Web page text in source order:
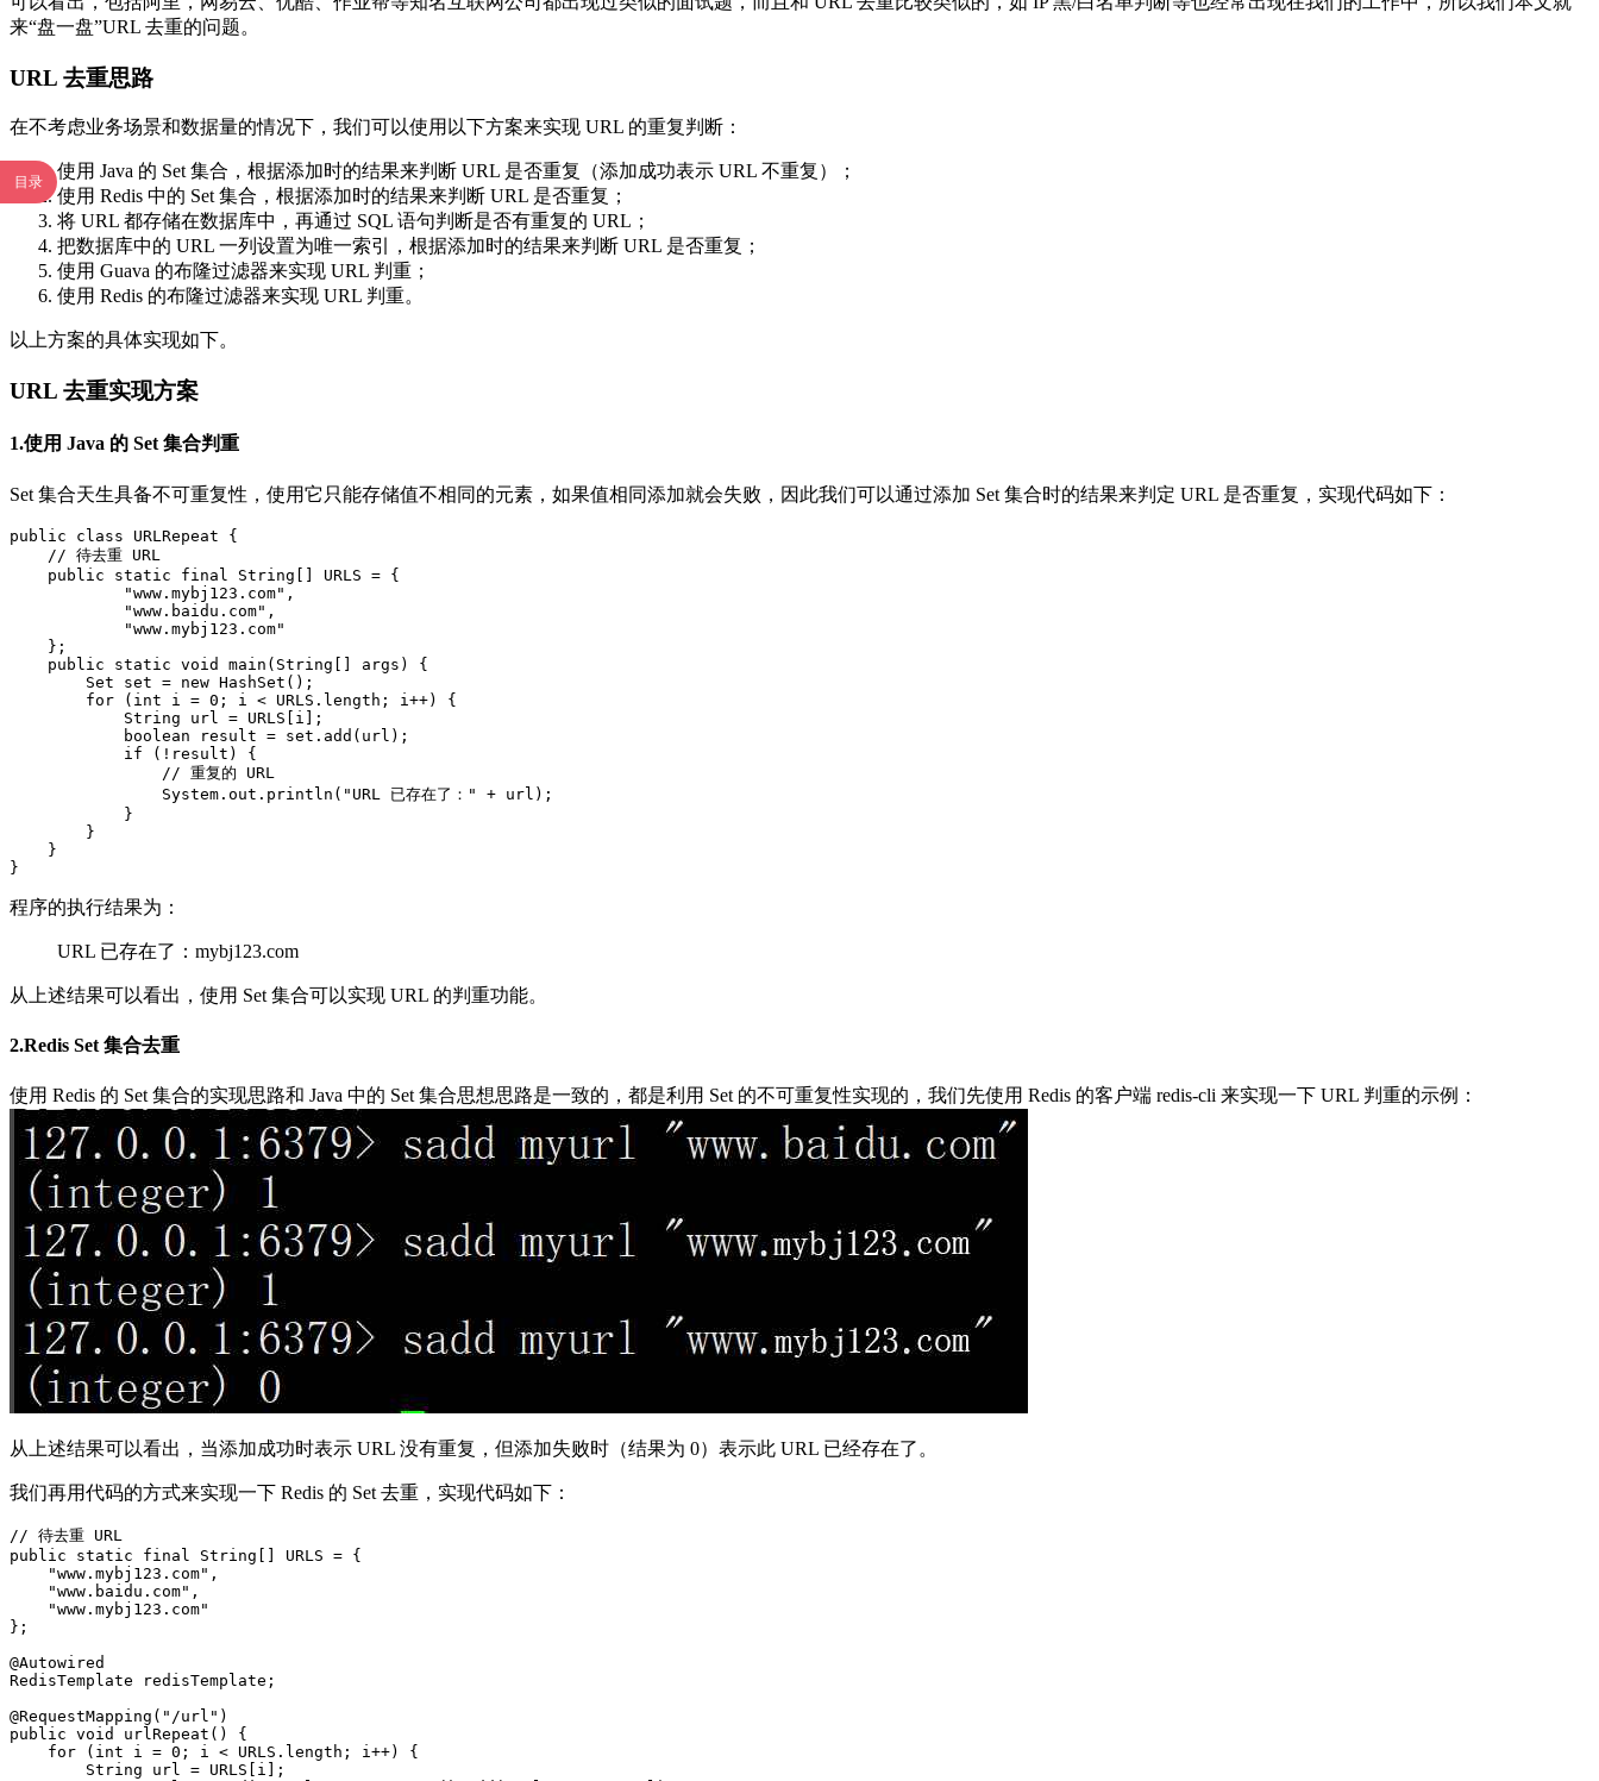
目录
来“盘一盘”URL 去重的问题。
URL 去重思路
在不考虑业务场景和数据量的情况下，我们可以使用以下方案来实现 URL 的重复判断：
使用 Java 的 Set 集合，根据添加时的结果来判断 URL 是否重复（添加成功表示 URL 不重复）；
使用 Redis 中的 Set 集合，根据添加时的结果来判断 URL 是否重复；
将 URL 都存储在数据库中，再通过 SQL 语句判断是否有重复的 URL；
把数据库中的 URL 一列设置为唯一索引，根据添加时的结果来判断 URL 是否重复；
使用 Guava 的布隆过滤器来实现 URL 判重；
使用 Redis 的布隆过滤器来实现 URL 判重。
以上方案的具体实现如下。
URL 去重实现方案
1.使用 Java 的 Set 集合判重
Set 集合天生具备不可重复性，使用它只能存储值不相同的元素，如果值相同添加就会失败，因此我们可以通过添加 Set 集合时的结果来判定 URL 是否重复，实现代码如下：
public class URLRepeat {
    // 待去重 URL
    public static final String[] URLS = {
            "www.mybj123.com",
            "www.baidu.com",
            "www.mybj123.com"
    };
    public static void main(String[] args) {
        Set set = new HashSet();
        for (int i = 0; i < URLS.length; i++) {
            String url = URLS[i];
            boolean result = set.add(url);
            if (!result) {
                // 重复的 URL
                System.out.println("URL 已存在了：" + url);
            }
        }
    }
程序的执行结果为：
URL 已存在了：mybj123.com
从上述结果可以看出，使用 Set 集合可以实现 URL 的判重功能。
2.Redis Set 集合去重
使用 Redis 的 Set 集合的实现思路和 Java 中的 Set 集合思想思路是一致的，都是利用 Set 的不可重复性实现的，我们先使用 Redis 的客户端 redis-cli 来实现一下 URL 判重的示例：
从上述结果可以看出，当添加成功时表示 URL 没有重复，但添加失败时（结果为 0）表示此 URL 已经存在了。
我们再用代码的方式来实现一下 Redis 的 Set 去重，实现代码如下：
// 待去重 URL
public static final String[] URLS = {
    "www.mybj123.com",
    "www.baidu.com",
    "www.mybj123.com"
};
@Autowired
RedisTemplate redisTemplate;
@RequestMapping("/url")
public void urlRepeat() {
    for (int i = 0; i < URLS.length; i++) {
        String url = URLS[i];